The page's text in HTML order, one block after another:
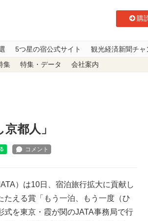
購
5つ星の宿公式サイト 観光経済新聞チャ
集 特集・データ 会社案内
都人」
）は10日、宿泊旅行拡大に貢献し
たえる賞「もう一泊、もう一度（ひ
式を東京・霞が関のJATA事務局で行